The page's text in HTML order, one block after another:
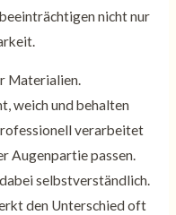
nicht nur
Materialien.
weich und behalten
verarbeitet
Augenpartie passen.
selbstverständlich.
den Unterschied oft